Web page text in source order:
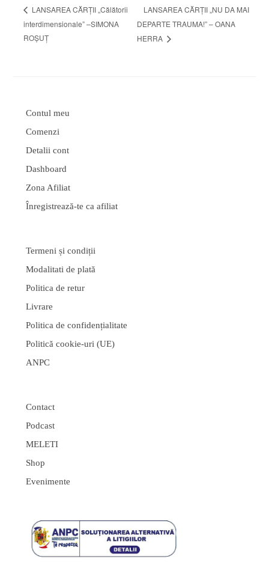
LANSAREA CĂRȚII „Călătorii
interdimensionale” –SIMONA
ROȘUȚ
LANSAREA CĂRȚII „NU DA MAI
DEPARTE TRAUMA!” – OANA
HERRA
Contul meu
Comenzi
Detalii cont
Dashboard
Zona Afiliat
Înregistrează-te ca afiliat
Termeni și condiții
Modalitati de plată
Politica de retur
Livrare
Politica de confidențialitate
Politică cookie-uri (UE)
ANPC
Contact
Podcast
MELETI
Shop
Evenimente